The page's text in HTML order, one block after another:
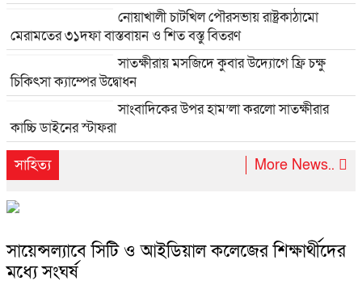
নোয়াখালী চাটখিল পৌরসভায় রাষ্ট্রকাঠামো
মেরামতের ৩১দফা বাস্তবায়ন ও শিত বস্তু বিতরণ
সাতক্ষীরায় মসজিদে কুবার উদ্যোগে ফ্রি চক্ষু
চিকিৎসা ক্যাম্পের উদ্বোধন
সাংবাদিকের উপর হাম’লা করলো সাতক্ষীরার
কাচ্চি ডাইনের স্টাফরা
সাহিত্য
More News..
সায়েন্সল্যাবে সিটি ও আইডিয়াল কলেজের শিক্ষার্থীদের
মধ্যে সংঘর্ষ